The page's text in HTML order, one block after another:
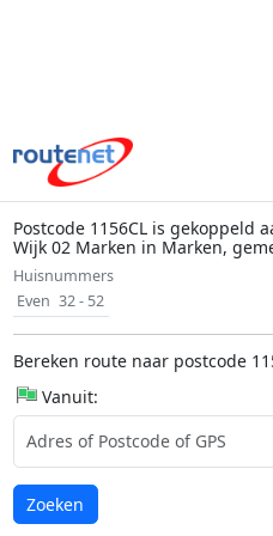
Postcode 1156CL is gekoppeld
Wijk 02 Marken in Marken,
Huisnummers
Even 32 - 52
Bereken route naar postcode
Vanuit:
Laden...
Zoeken